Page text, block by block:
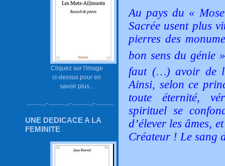
Cliquez sur l'image
ci-dessus pour en
savoir plus...
UNE DEDICACE A LA
FEMINITE
Au pays du «
Sacrée usent plus
pierres des
bon sens du génie »
faut(…)avoir de
Ainsi, selon ce
toute éternité,
spirituel se
d’élever les âmes,
Créateur ! Le sang